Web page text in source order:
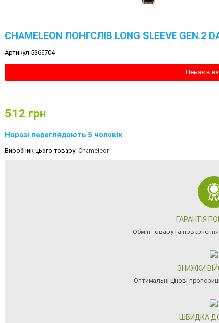
CHAMELEON ЛОНГСЛІВ LONG SLEEVE GEN.2
Артикул 5369704
Немає в
512 грн
Наразі переглядають 5 чоловік
Виробник цього товару: Chameleon
ГАРАНТІЯ
Обмін товару та
ЗНИЖКИ
Оптимальні цінові
ШВИДКА